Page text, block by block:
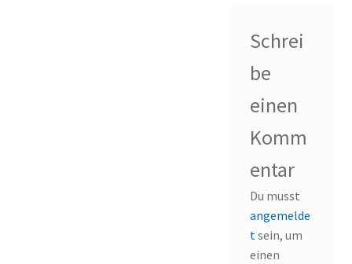
Schrei
be
einen
Komm
entar
Du musst
angemelde
tsein, um
einen